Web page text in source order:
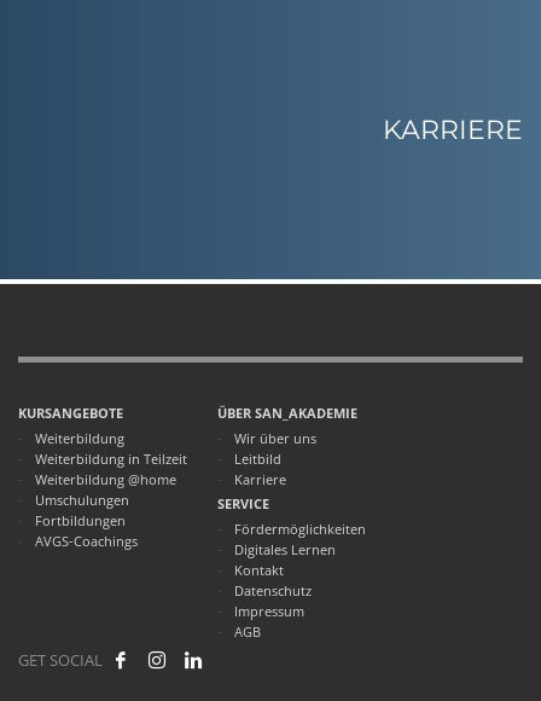
KARRIERE
KURSANGEBOTE
Weiterbildung
Weiterbildung in Teilzeit
Weiterbildung @home
Umschulungen
Fortbildungen
AVGS-Coachings
ÜBER SAN_AKADEMIE
Wir über uns
Leitbild
Karriere
SERVICE
Fördermöglichkeiten
Digitales Lernen
Kontakt
Datenschutz
Impressum
AGB
GET SOCIAL